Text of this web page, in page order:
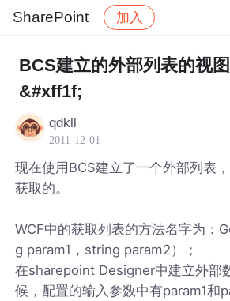
SharePoint 加入
社区 SharePoint 帖子详情
BCS建立的外部列表的视
&#xff1f;
qdkll
2011-12-01
现在使用BCS建立了一个外部列表
获取的。
WCF中的获取列表的方法名字为：
g param1，string param2）；
在sharepoint Designer中建立外部
候，配置的输入参数中有param1和